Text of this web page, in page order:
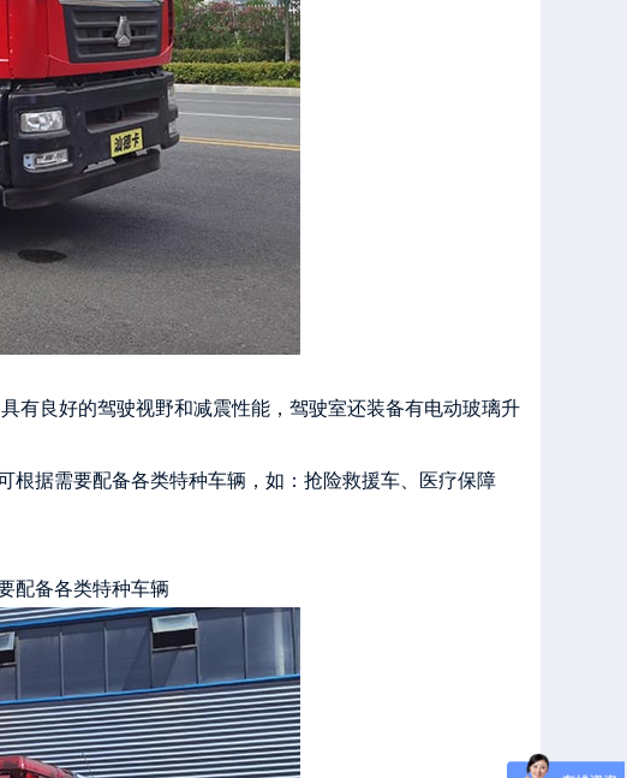
有良好的驾驶视野和减震性能，驾驶室还装备有电动玻璃升
根据需要配备各类特种车辆，如：抢险救援车、医疗保障
配备各类特种车辆